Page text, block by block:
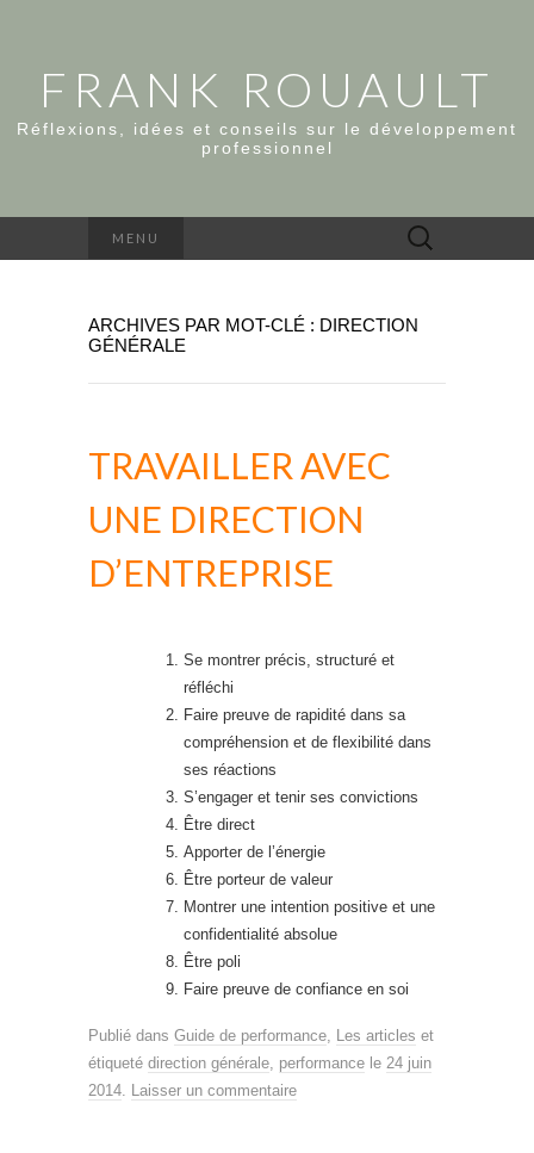
FRANK ROUAULT
Réflexions, idées et conseils sur le développement
professionnel
MENU Rechercher :
ARCHIVES PAR MOT-CLÉ : DIRECTION
GÉNÉRALE
TRAVAILLER AVEC
UNE DIRECTION
D’ENTREPRISE
Se montrer précis, structuré et
réfléchi
Faire preuve de rapidité dans sa
compréhension et de flexibilité dans
ses réactions
S’engager et tenir ses convictions
Être direct
Apporter de l’énergie
Être porteur de valeur
Montrer une intention positive et une
confidentialité absolue
Être poli
Faire preuve de confiance en soi
Publié dans Guide de performance, Les articles et
étiqueté direction générale, performance le 24 juin
2014. Laisser un commentaire